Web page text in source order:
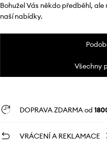
Bohužel Vás někdo předběhl,
naší nabídky.
Všechny
DOPRAVA ZDARMA od
VRÁCENÍ A REKLAMACE